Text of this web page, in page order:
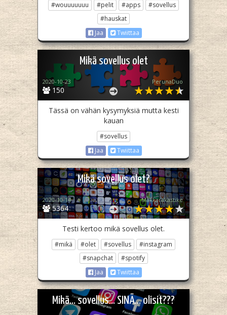
#wouuuuuuu #pelit #apps
#sovellus
#hauskat
Jaa
Twiittaa
Mikä sovellus olet
150
2020-10-23 PerunaDuo
Tässä on vähän kysymyksiä mutta kesti
kauan
#sovellus
Jaa
Twiittaa
Mikä sovellus olet?
5364
2020-10-14 Makkarakastike
Testi kertoo mikä sovellus olet.
#mikä #olet #sovellus
#instagram
#snapchat
#spotify
Jaa
Twiittaa
Mikä... sovellus... SINÄ... olisit???